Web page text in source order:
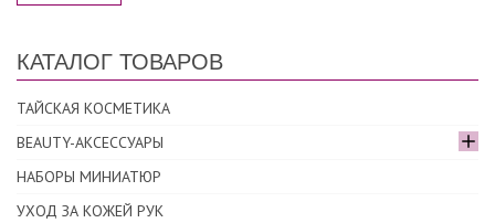
КАТАЛОГ ТОВАРОВ
ТАЙСКАЯ КОСМЕТИКА
BEAUTY-АКСЕССУАРЫ
НАБОРЫ МИНИАТЮР
УХОД ЗА КОЖЕЙ РУК